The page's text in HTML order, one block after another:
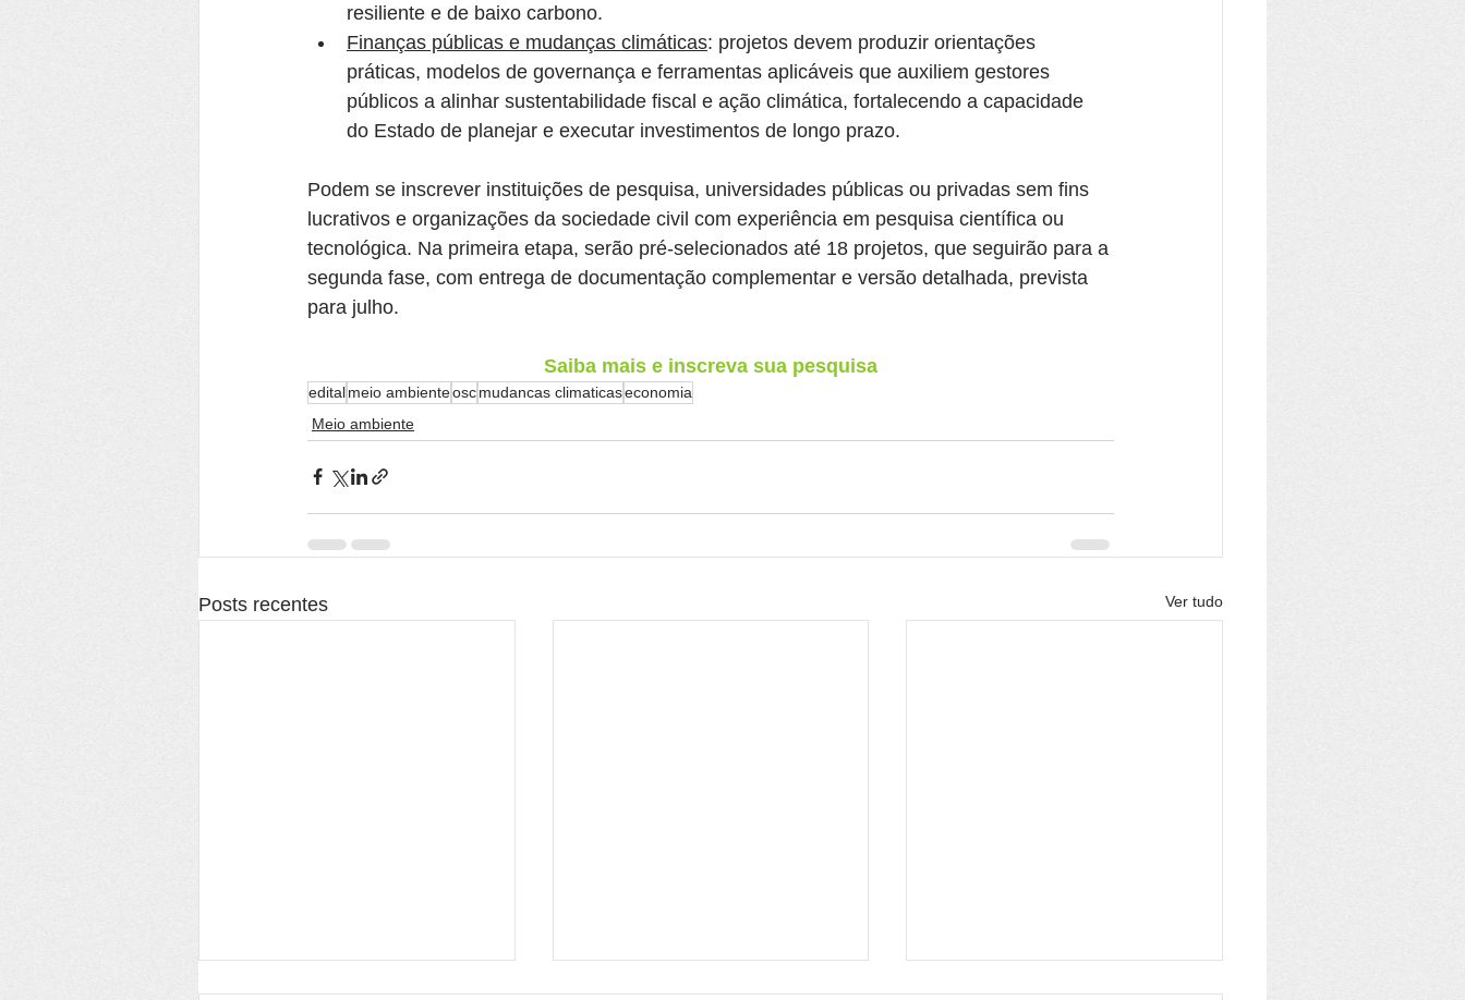
resiliente e de baixo carbono.
Finanças públicas e mudanças climáticas: projetos devem produzir orientações
práticas, modelos de governança e ferramentas aplicáveis que auxiliem gestores
públicos a alinhar sustentabilidade fiscal e ação climática, fortalecendo a capacidade
do Estado de planejar e executar investimentos de longo prazo.
Podem se inscrever instituições de pesquisa, universidades públicas ou privadas sem fins
lucrativos e organizações da sociedade civil com experiência em pesquisa científica ou
tecnológica. Na primeira etapa, serão pré-selecionados até 18 projetos, que seguirão para a
segunda fase, com entrega de documentação complementar e versão detalhada, prevista
para julho.
Saiba mais e inscreva sua pesquisa
editalmeio ambienteoscmudancas climaticaseconomia
Meio ambiente
Posts recentes Ver tudo